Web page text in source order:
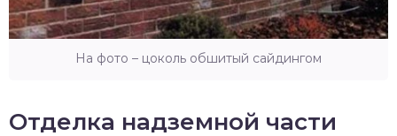
На фото – цоколь обшитый сайдингом
Отделка надземной части